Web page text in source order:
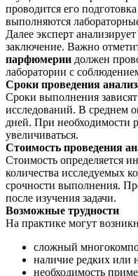
проводится его
выполняются
Далее эксперт
заключение. Важно
парфюмерии должен
лаборатории с
Сроки проведения
Сроки выполнения
исследований. В среднем
дней. При необходимости
увеличиваться.
Стоимость проведения
Стоимость определяется
количества исследуемых
срочности выполнения.
после изучения задачи.
Возможные трудности
На практике могут
сложный
наличие редких или
необходимость